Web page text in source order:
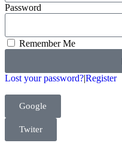
Password
Remember Me
Lost your password?|Register
Google
Twiter